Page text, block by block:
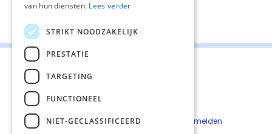
Deel deze pagina:
Contact
Kwetsbaarheid melden
van hun diensten. Lees verder
STRIKT NOODZAKELIJK
PRESTATIE
TARGETING
FUNCTIONEEL
NIET-GECLASSIFICEERD